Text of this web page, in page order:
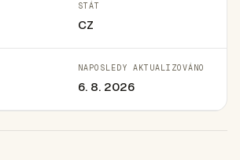
STÁT
CZ
NAPOSLEDY AKTUALIZOVÁNO
6. 8. 2026